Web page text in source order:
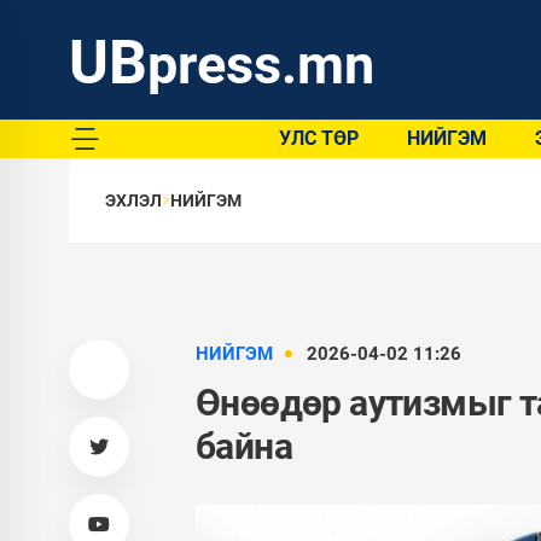
UBpress.mn
УЛС ТӨР НИЙГЭМ
ЭХЛЭЛ НИЙГЭМ
НИЙГЭМ 2026-04-02 11:26
Өнөөдөр аутизмыг
байна